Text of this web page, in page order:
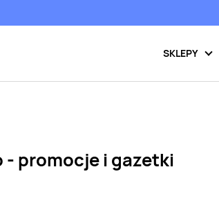
SKLEPY
- promocje i gazetki